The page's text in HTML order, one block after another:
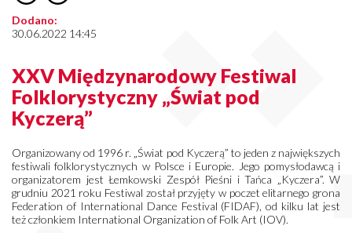
Dodano:
30.06.2022 14:45
XXV Międzynarodowy Festiwal
Folklorystyczny „Świat pod
Kyczerą”
Organizowany od 1996 r. „Świat pod Kyczerą” to jeden z największych
festiwali folklorystycznych w Polsce i Europie. Jego pomysłodawcą i
organizatorem jest Łemkowski Zespół Pieśni i Tańca „Kyczera”. W
grudniu 2021 roku Festiwal został przyjęty w poczet elitarnego grona
Federation of International Dance Festival (FIDAF), od kilku lat jest
też członkiem International Organization of Folk Art (IOV).